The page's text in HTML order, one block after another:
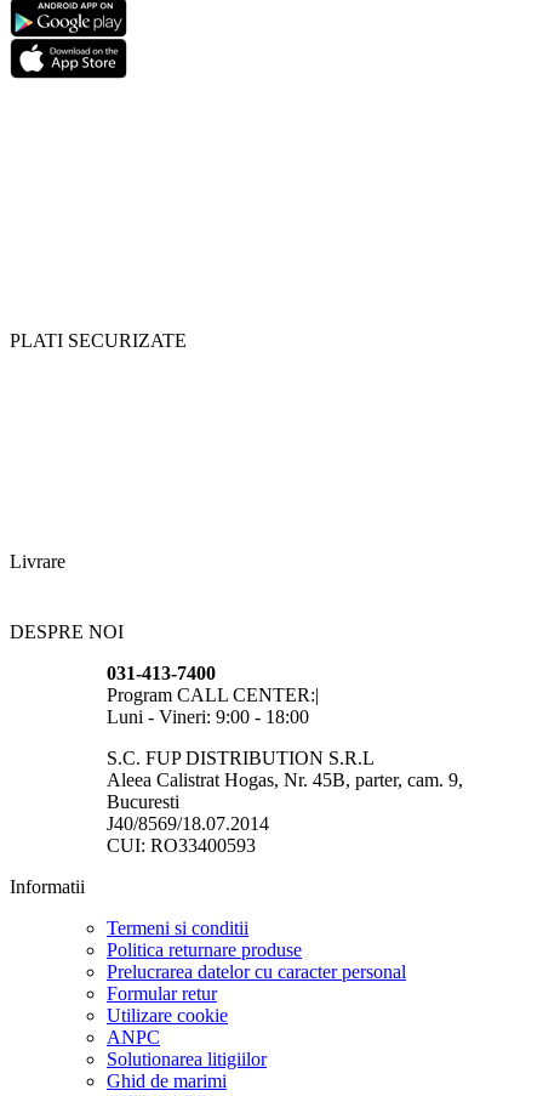
PLATI SECURIZATE
Livrare
DESPRE NOI
031-413-7400
Program CALL CENTER:|
Luni - Vineri: 9:00 - 18:00
S.C. FUP DISTRIBUTION S.R.L
Aleea Calistrat Hogas, Nr. 45B, parter, cam. 9,
Bucuresti
J40/8569/18.07.2014
CUI: RO33400593
Informatii
Termeni si conditii
Politica returnare produse
Prelucrarea datelor cu caracter personal
Formular retur
Utilizare cookie
ANPC
Solutionarea litigiilor
Ghid de marimi